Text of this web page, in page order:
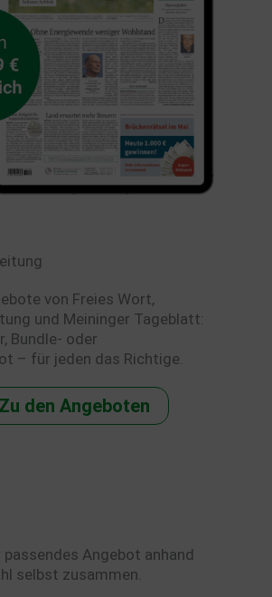
von Freies Wort,
und Meininger Tageblatt:
Bundle- oder
– für jeden das Richtige.
Zu den Angeboten
Angebot anhand
selbst zusammen.